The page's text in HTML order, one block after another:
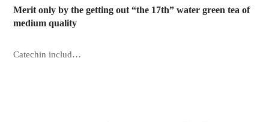
Merit only by the getting out “the 17th” water green tea of
medium quality
Catechin includ…